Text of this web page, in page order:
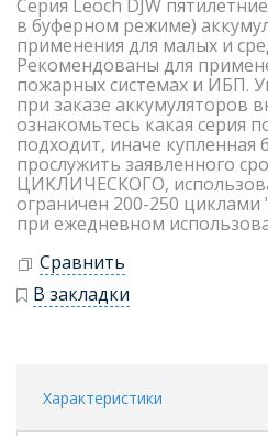
Серия Leoch DJW
в буферном режиме)
применения для малых и
Рекомендованы для
пожарных системах и ИБП.
при заказе аккумуляторов
ознакомьтесь какая серия
подходит, иначе купленная
прослужить заявленного
ЦИКЛИЧЕСКОГО,
ограничен 200-250 циклами
при ежедневном
Сравнить
В закладки
Характеристики